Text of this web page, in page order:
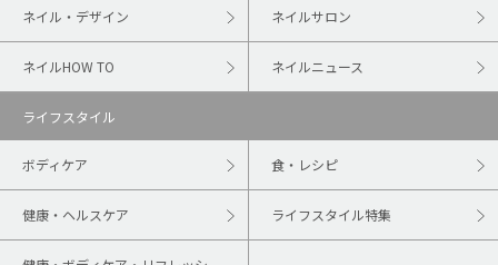
ネイル・デザイン ネイルサロン
ネイルHOW TO ネイルニュース
ライフスタイル
ボディケア 食・レシピ
健康・ヘルスケア ライフスタイル特集